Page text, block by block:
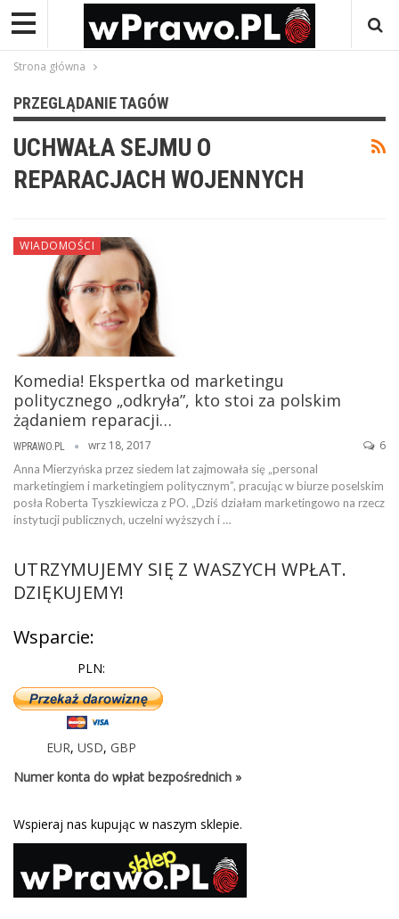
Strona główna
PRZEGLĄDANIE TAGÓW
UCHWAŁA SEJMU O
REPARACJACH WOJENNYCH
WIADOMOŚCI
Komedia! Ekspertka od marketingu
politycznego „odkryła”, kto stoi za polskim
żądaniem reparacji…
WPRAWO.PL wrz 18, 2017 6
Anna Mierzyńska przez siedem lat zajmowała się „personal
marketingiem i marketingiem politycznym”, pracując w biurze poselskim
posła Roberta Tyszkiewicza z PO. „Dziś działam marketingowo na rzecz
instytucji publicznych, uczelni wyższych i …
UTRZYMUJEMY SIĘ Z WASZYCH WPŁAT.
DZIĘKUJEMY!
Wsparcie:
PLN:
EUR, USD, GBP
Numer konta do wpłat bezpośrednich »
Wspieraj nas kupując w naszym sklepie.